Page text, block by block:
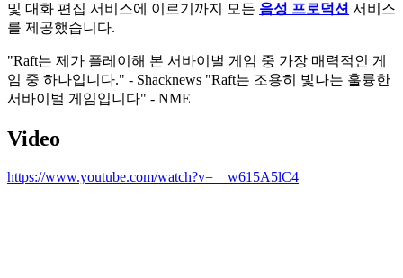
및 대화 편집 서비스에 이르기까지 모든 음성 프로덕션 서비스
를 제공했습니다.
"Raft는 제가 플레이해 본 서바이벌 게임 중 가장 매력적인 게
임 중 하나입니다." - Shacknews "Raft는 조용히 빛나는 훌륭한
서바이벌 게임입니다" - NME
Video
https://www.youtube.com/watch?v=__w615A5lC4